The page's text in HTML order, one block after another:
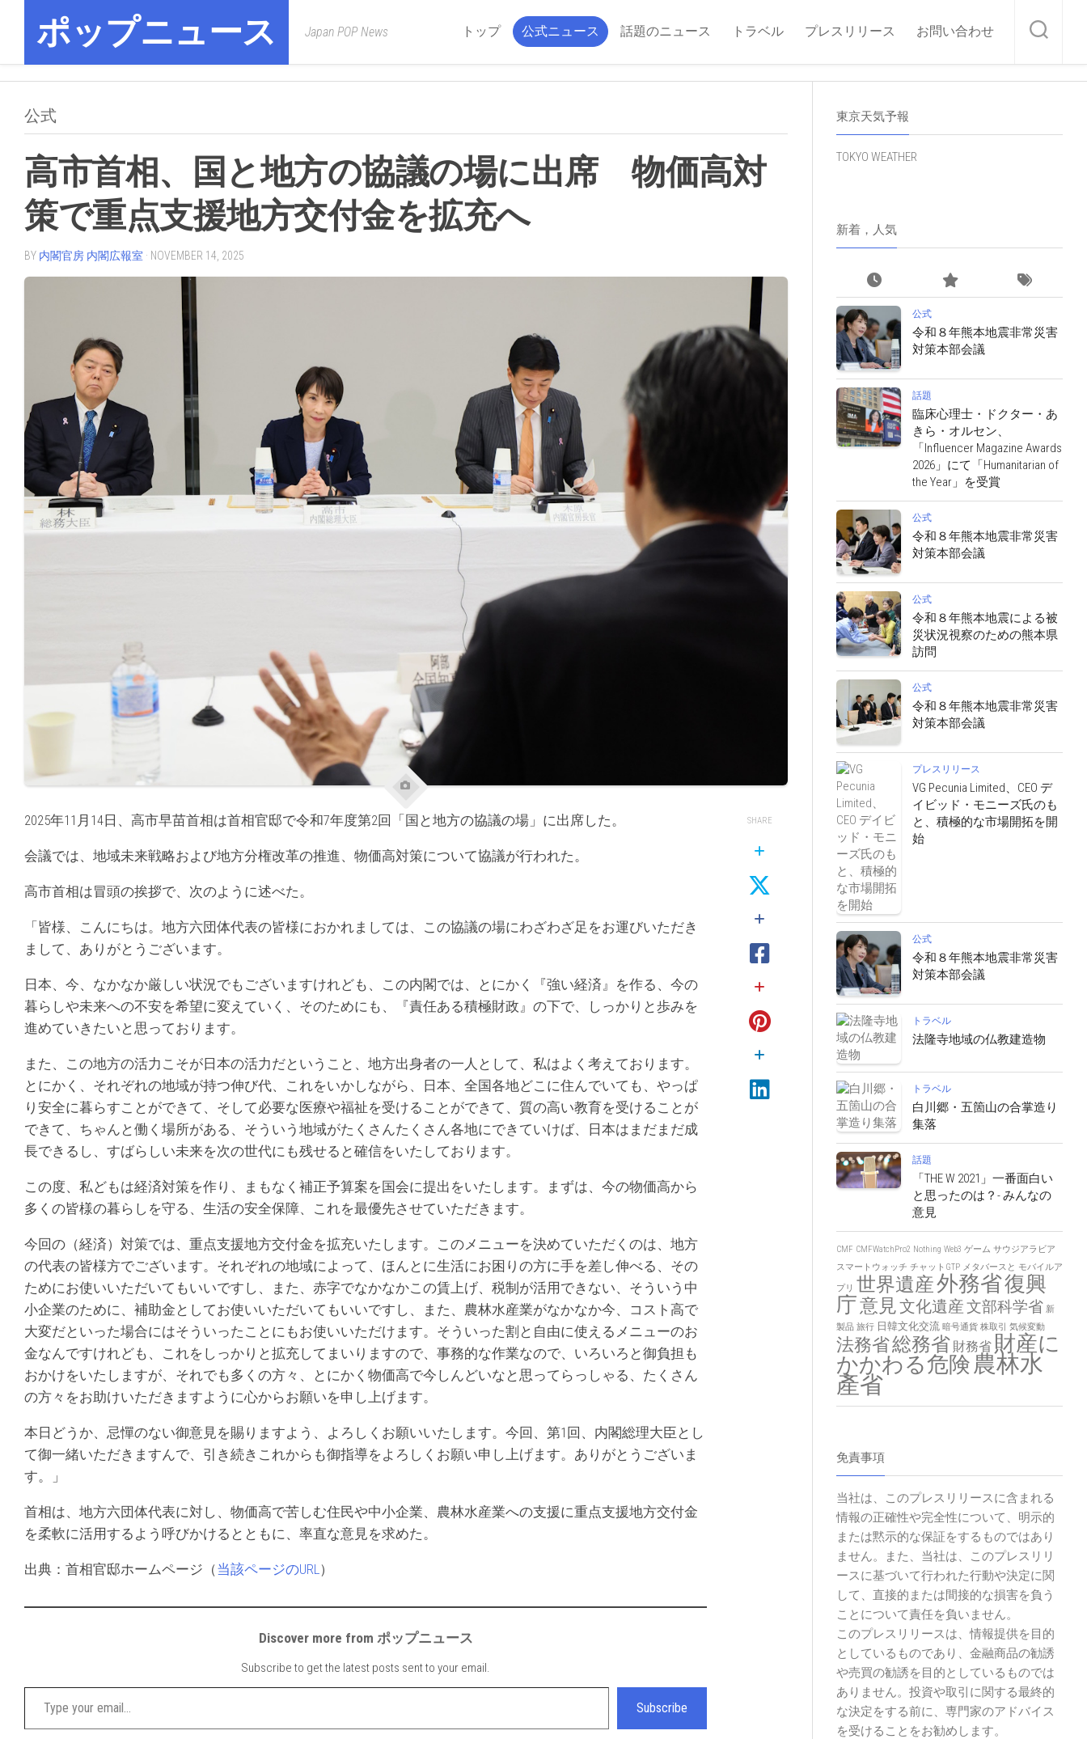
contentポップニュース Japan POP News トップ 公式ニュース 話題のニュース トラベル プレスリリース お問い合わせ
公式
高市首相、国と地方の協議の場に出席 物価高対
策で重点支援地方交付金を拡充へ
BY 内閣官房 内閣広報室 · NOVEMBER 14, 2025
2025年11月14日、高市早苗首相は首相官邸で令和7年度第2回「国と地方の協議の場」に出席した。
会議では、地域未来戦略および地方分権改革の推進、物価高対策について協議が行われた。
高市首相は冒頭の挨拶で、次のように述べた。
「皆様、こんにちは。地方六団体代表の皆様におかれましては、この協議の場にわざわざ足をお運びいただき
まして、ありがとうございます。
日本、今、なかなか厳しい状況でもございますけれども、この内閣では、とにかく『強い経済』を作る、今の
暮らしや未来への不安を希望に変えていく、そのためにも、『責任ある積極財政』の下で、しっかりと歩みを
進めていきたいと思っております。
また、この地方の活力こそが日本の活力だということ、地方出身者の一人として、私はよく考えております。
とにかく、それぞれの地域が持つ伸び代、これをいかしながら、日本、全国各地どこに住んでいても、やっぱ
り安全に暮らすことができて、そして必要な医療や福祉を受けることができて、質の高い教育を受けることが
できて、ちゃんと働く場所がある、そういう地域がたくさんたくさん各地にできていけば、日本はまだまだ成
長できるし、すばらしい未来を次の世代にも残せると確信をいたしております。
この度、私どもは経済対策を作り、まもなく補正予算案を国会に提出をいたします。まずは、今の物価高から
多くの皆様の暮らしを守る、生活の安全保障、これを最優先させていただきます。
今回の（経済）対策では、重点支援地方交付金を拡充いたします。このメニューを決めていただくのは、地方
の代表の皆様方でございます。それぞれの地域によって、ほんとに生活にお困りの方に手を差し伸べる、その
ためにお使いいただいてもいいですし、また、赤字でなかなかこの賃上げ、税制が活用できない、そういう中
小企業のために、補助金としてお使いいただいてもいいですし、また、農林水産業がなかなか今、コスト高で
大変だといった場合にはそういったことにもお使いいただけます。そういった割と自由に使えるメニューのお
金なんですけれども、これをしっかりと拡充してまいりますので、事務的な作業なので、いろいろと御負担も
おかけをいたしますが、それでも多くの方々、とにかく物価高で今しんどいなと思ってらっしゃる、たくさん
の方々をお助けいただきますように心からお願いを申し上げます。
本日どうか、忌憚のない御意見を賜りますよう、よろしくお願いいたします。今回、第1回、内閣総理大臣とし
て御一緒いただきますんで、引き続きこれからも御指導をよろしくお願い申し上げます。ありがとうございま
す。」
首相は、地方六団体代表に対し、物価高で苦しむ住民や中小企業、農林水産業への支援に重点支援地方交付金
を柔軟に活用するよう呼びかけるとともに、率直な意見を求めた。
出典：首相官邸ホームページ（当該ページのURL）
Discover more from ポップニュース
Subscribe to get the latest posts sent to your email.
Type your email…
Subscribe
SHARE
東京天気予報
TOKYO WEATHER
新着，人気
公式
令和８年熊本地震非常災害
対策本部会議
話題
臨床心理士・ドクター・あ
きら・オルセン、
「Influencer Magazine Awards
2026」にて「Humanitarian of
the Year」を受賞
公式
令和８年熊本地震非常災害
対策本部会議
公式
令和８年熊本地震による被
災状況視察のための熊本県
訪問
公式
令和８年熊本地震非常災害
対策本部会議
プレスリリース
VG Pecunia Limited、CEO デ
イビッド・モニーズ氏のも
と、積極的な市場開拓を開
始
公式
令和８年熊本地震非常災害
対策本部会議
トラベル
法隆寺地域の仏教建造物
トラベル
白川郷・五箇山の合掌造り
集落
話題
「THE W 2021」一番面白い
と思ったのは？- みんなの
意見
CMF CMFWatchPro2 Nothing Web3 ゲーム サウジアラビア
スマートウォッチ チャットGTP メタバースと モバイルア
プリ 世界遺産外務省復興
庁意見文化遺産文部科学省 新
製品 旅行 日韓文化交流 暗号通貨 株取引 気候変動
法務省総務省 財務省 財産に
かかわる危険農林水
產省
免責事項
当社は、このプレスリリースに含まれる
情報の正確性や完全性について、明示的
または黙示的な保証をするものではあり
ません。また、当社は、このプレスリリ
ースに基づいて行われた行動や決定に関
して、直接的または間接的な損害を負う
ことについて責任を負いません。
このプレスリリースは、情報提供を目的
としているものであり、金融商品の勧誘
や売買の勧誘を目的としているものでは
ありません。投資や取引に関する最終的
な決定をする前に、専門家のアドバイス
を受けることをお勧めします。